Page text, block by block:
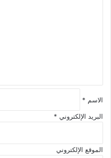
الاسم *
البريد الإلكتروني *
الموقع الإلكتروني